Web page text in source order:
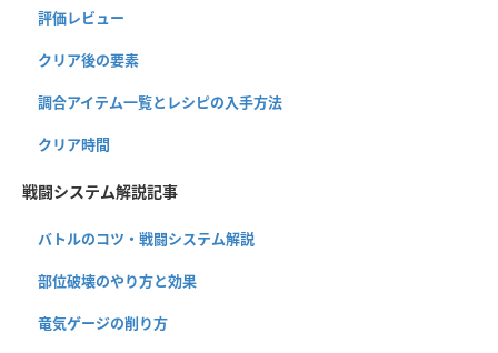
評価レビュー
クリア後の要素
調合アイテム一覧とレシピの入手方法
クリア時間
戦闘システム解説記事
バトルのコツ・戦闘システム解説
部位破壊のやり方と効果
竜気ゲージの削り方